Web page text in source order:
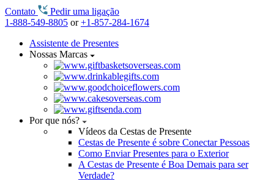
Contato
Pedir uma ligação
1-888-549-8805 or+1-857-284-1674
Assistente de Presentes
Nossas Marcas
Por que nós?
Vídeos da Cestas de Presente
Cestas de Presente é sobre Conectar Pessoas
Como Enviar Presentes para o Exterior
A Cestas de Presente é Boa Demais para ser
Verdade?